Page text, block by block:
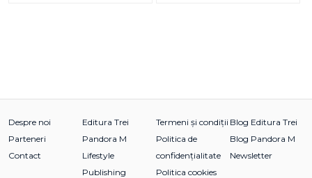
Despre noi
Parteneri
Contact
Editura Trei
Pandora M
Lifestyle
Publishing
Termeni și condiții
Politica de
confidențialitate
Politica cookies
Blog Editura Trei
Blog Pandora M
Newsletter